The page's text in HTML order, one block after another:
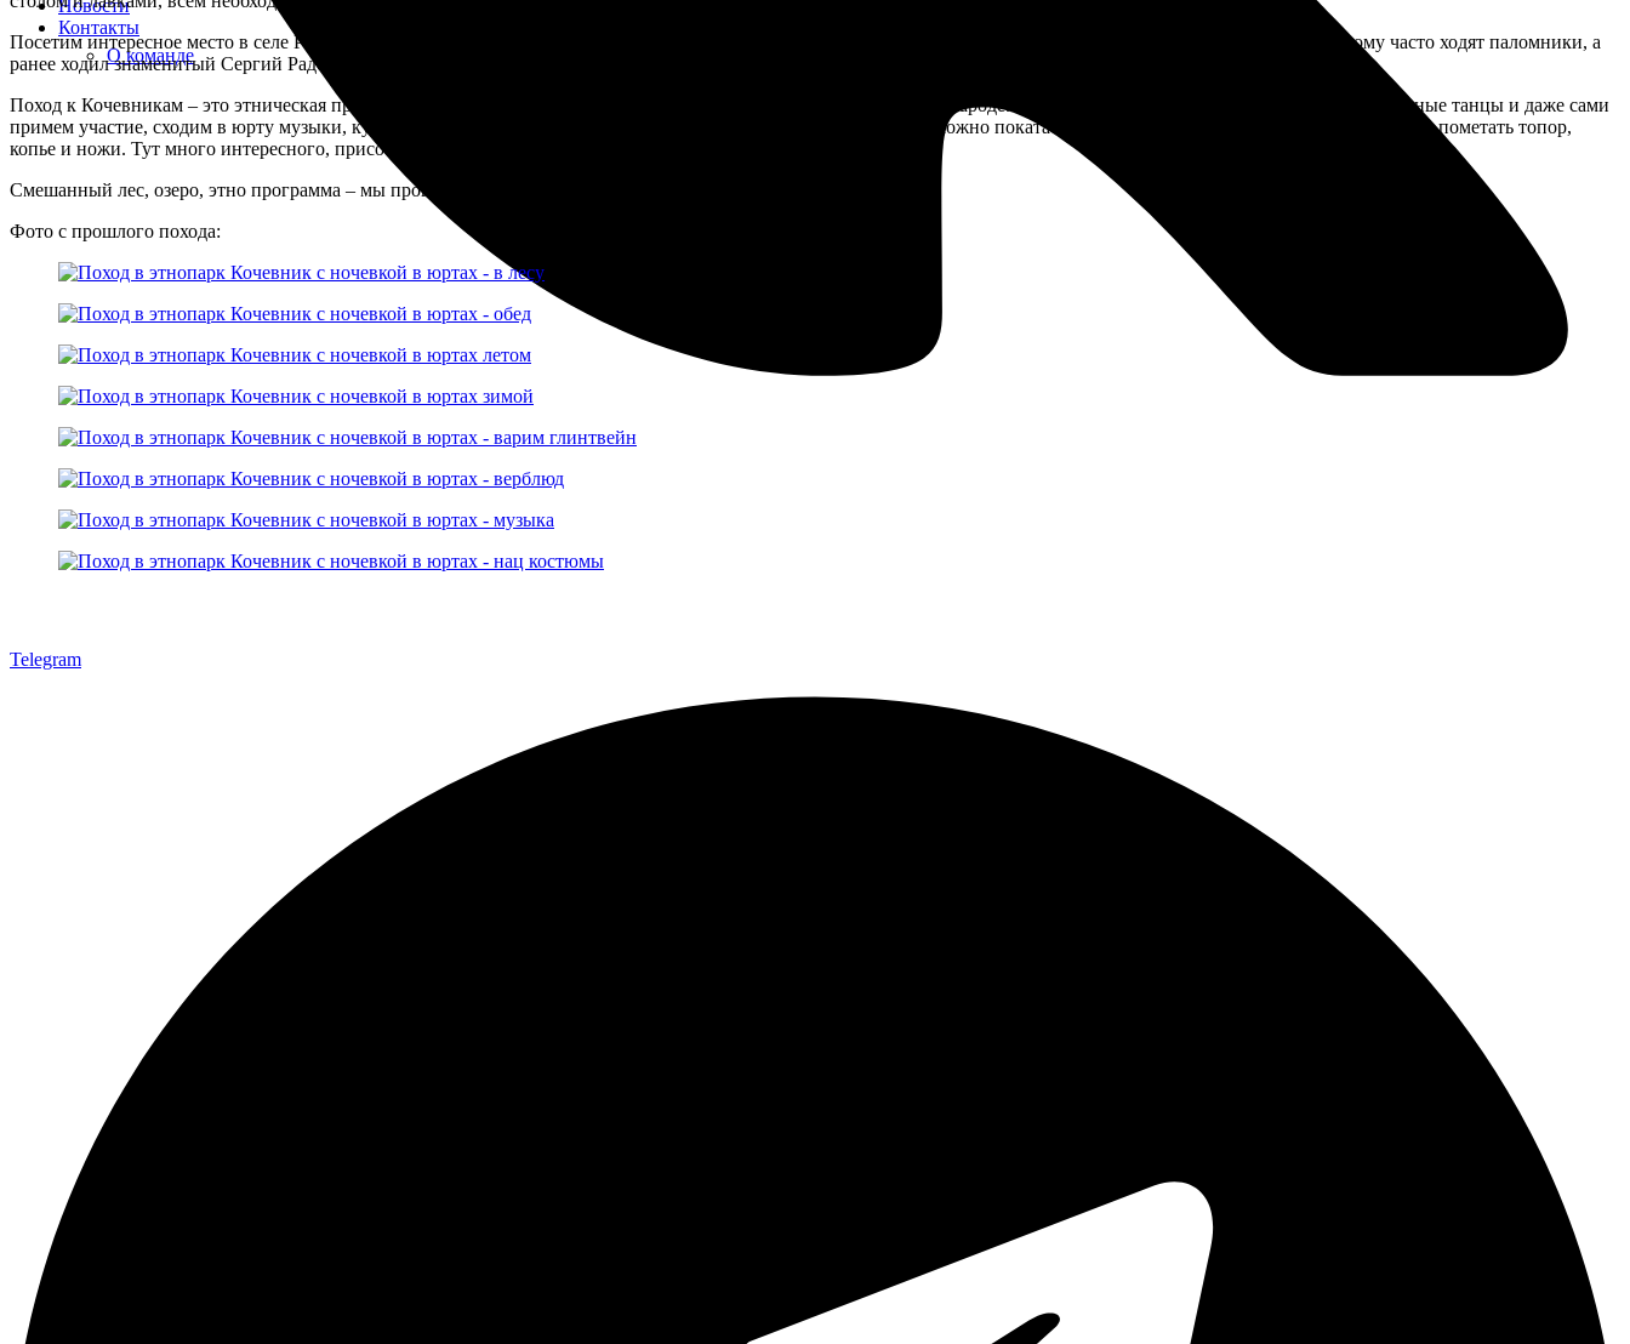
Telegram
Новости
Контакты
О команде
Посетим интересное место в селе Радонеж. Увидим церковь, часовню, водяное колесо, купель и святой источник. Красивый маршрут “Дорога в Лавру” по которому часто ходят паломники, а
ранее ходил знаменитый Сергий Радонежский и его родители.
Поход к Кочевникам – это этническая программа по кочевому стойбищу, мы узнаем много интересного об этом народе. Увидим разные юрты, посмотрим их национальные танцы и даже сами
примем участие, сходим в юрту музыки, кукольный театр, нац костюмы, так же тут есть контактный зоодвор. Можно покататься на верблюде, оленях. Пострелять из лука, пометать топор,
копье и ножи. Тут много интересного, присоединяйтесь к нашему походу.
Смешанный лес, озеро, этно программа – мы проведем классно эти выходные!
Фото с прошлого похода: